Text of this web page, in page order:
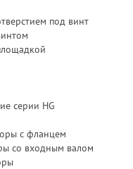
под винт
серии HG
с фланцем
со входным валом